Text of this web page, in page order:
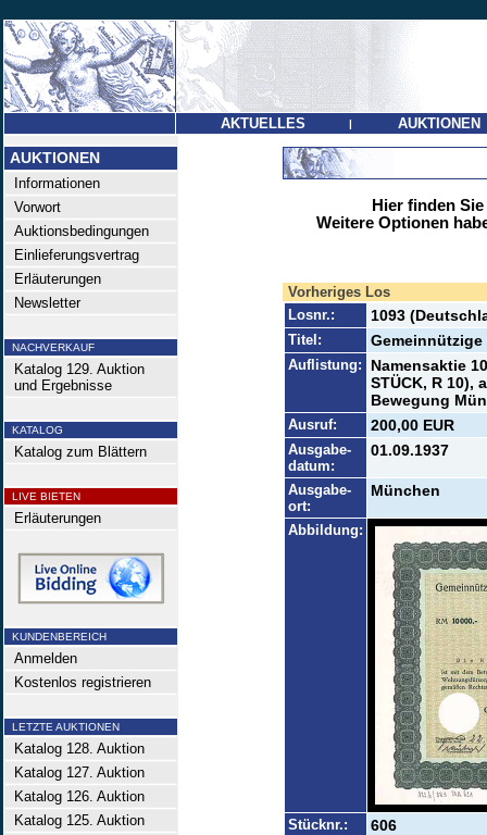
AKTUELLES | AUKTIONEN
AUKTIONEN
Informationen
Vorwort
Auktionsbedingungen
Einlieferungsvertrag
Erläuterungen
Newsletter
NACHVERKAUF
Katalog 129. Auktion
und Ergebnisse
KATALOG
Katalog zum Blättern
LIVE BIETEN
Erläuterungen
KUNDENBEREICH
Anmelden
Kostenlos registrieren
LETZTE AUKTIONEN
Katalog 128. Auktion
Katalog 127. Auktion
Katalog 126. Auktion
Katalog 125. Auktion
Hier finden
Weitere Optionen
Vorheriges Los
Losnr.:
1093
Titel:
Auflistung:
Namensaktie
STÜCK, R 10),
Bewegung
Ausruf: 200,00 EUR
Ausgabe-
datum:
01.09.1937
Ausgabe-
ort:
München
Abbildung:
Stücknr.: 606